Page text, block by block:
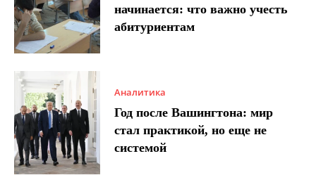
начинается: что важно учесть
абитуриентам
Аналитика
Год после Вашингтона: мир
стал практикой, но еще не
системой